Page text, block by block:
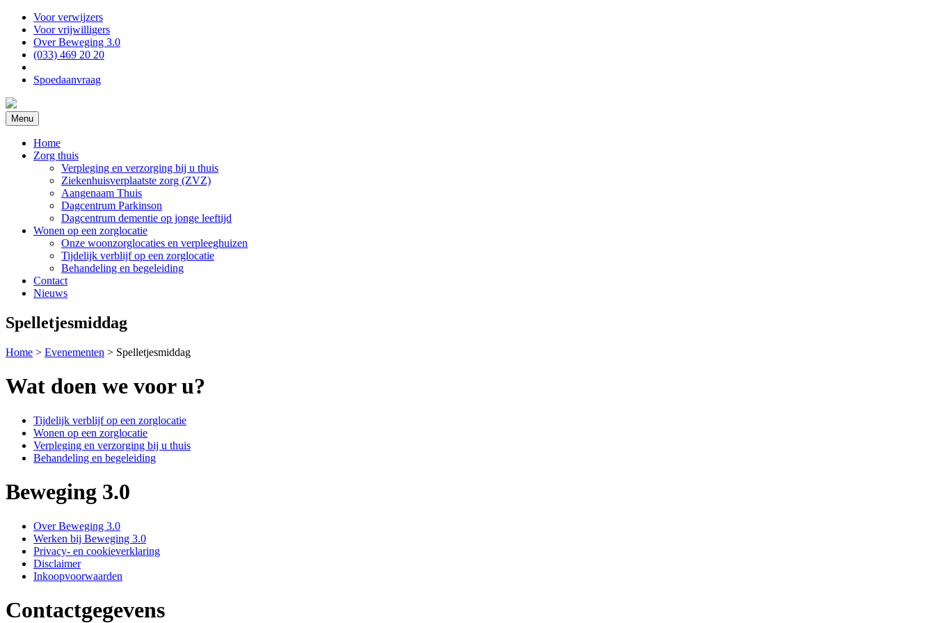
Voor verwijzers
Voor vrijwilligers
Over Beweging 3.0
(033) 469 20 20
Spoedaanvraag
Menu
Home
Zorg thuis
Verpleging en verzorging bij u thuis
Ziekenhuisverplaatste zorg (ZVZ)
Aangenaam Thuis
Dagcentrum Parkinson
Dagcentrum dementie op jonge leeftijd
Wonen op een zorglocatie
Onze woonzorglocaties en verpleeghuizen
Tijdelijk verblijf op een zorglocatie
Behandeling en begeleiding
Contact
Nieuws
Spelletjesmiddag
Home > Evenementen > Spelletjesmiddag
Wat doen we voor u?
Tijdelijk verblijf op een zorglocatie
Wonen op een zorglocatie
Verpleging en verzorging bij u thuis
Behandeling en begeleiding
Beweging 3.0
Over Beweging 3.0
Werken bij Beweging 3.0
Privacy- en cookieverklaring
Disclaimer
Inkoopvoorwaarden
Contactgegevens